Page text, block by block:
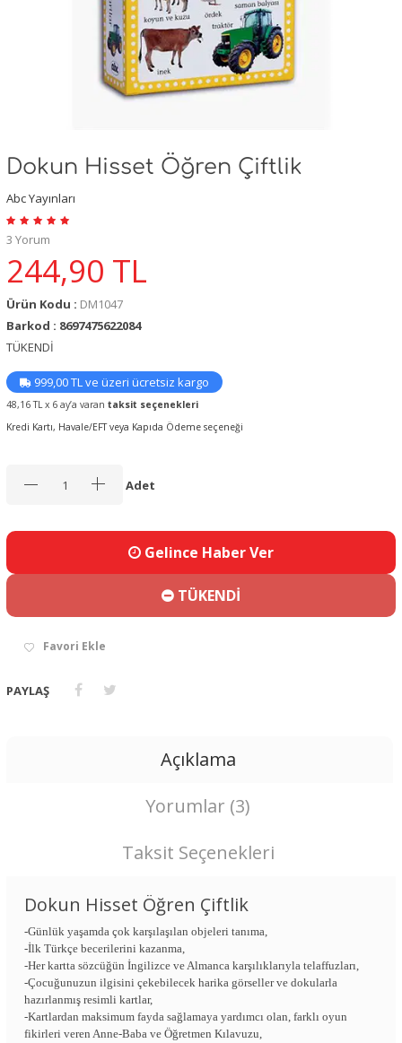
Dokun Hisset Öğren Çiftlik
Abc Yayınları
3 Yorum
244,90 TL
Ürün Kodu : DM1047
Barkod : 8697475622084
TÜKENDİ
999,00 TL ve üzeri ücretsiz kargo
48,16 TL x 6 ay’a varan taksit seçenekleri
Kredi Kartı, Havale/EFT veya Kapıda Ödeme seçeneği
Adet
Gelince Haber Ver
TÜKENDİ
Favori Ekle
PAYLAŞ
Açıklama
Yorumlar (3)
Taksit Seçenekleri
Dokun Hisset Öğren Çiftlik
-Günlük yaşamda çok karşılaşılan objeleri tanıma,
-İlk Türkçe becerilerini kazanma,
-Her kartta sözcüğün İngilizce ve Almanca karşılıklarıyla telaffuzları,
-Çocuğunuzun ilgisini çekebilecek harika görseller ve dokularla
hazırlanmış resimli kartlar,
-Kartlardan maksimum fayda sağlamaya yardımcı olan, farklı oyun
fikirleri veren Anne-Baba ve Öğretmen Kılavuzu,